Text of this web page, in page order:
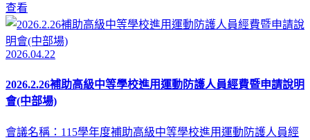
查看
2026.04.22
2026.2.26補助高級中等學校進用運動防護人員經費暨申請說明
會(中部場)
會議名稱：115學年度補助高級中等學校進用運動防護人員經